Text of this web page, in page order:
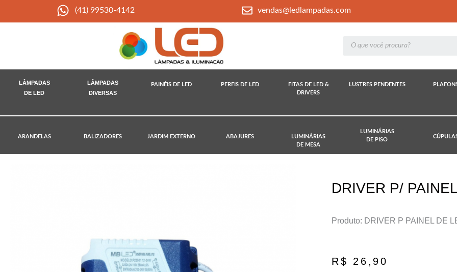
(41) 99530-4142 vendas@ledlampadas.com
LÂMPADAS
DE LED
LÂMPADAS
DIVERSAS
PAINÉIS DE LED PERFIS DE LED
FITAS DE LED &
DRIVERS
LUSTRES PENDENTES
ARANDELAS BALIZADORES JARDIM EXTERNO ABAJURES
LUMINÁRIAS
DE MESA
LUMINÁRIAS
DE PISO
DRIVER P/
Produto: DRIVER P PAINEL DE
R$ 26,90